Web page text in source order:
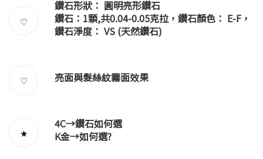
♡
鑽石形狀： 圓明亮形鑽石
鑽石：1顆,共0.04-0.05克拉，鑽石顏色： E-F，
鑽石淨度： VS (天然鑽石)
♡ 亮面與髮絲紋霧面效果
★
4C→鑽石如何選
K金→如何選?